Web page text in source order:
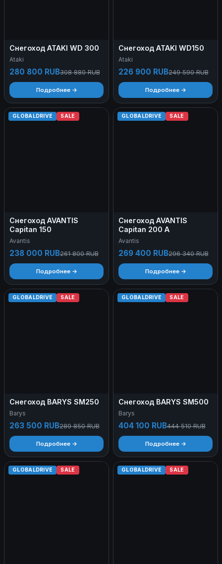
Снегоход ATAKI WD 300
Ataki
280 800 RUB308 880 RUB
Подробнее →
Снегоход ATAKI WD150
Ataki
226 900 RUB249 590 RUB
Подробнее →
GLOBALDRIVE SALE
Снегоход AVANTIS
Capitan 150
Avantis
238 000 RUB261 800 RUB
Подробнее →
GLOBALDRIVE SALE
Снегоход AVANTIS
Capitan 200 A
Avantis
269 400 RUB296 340 RUB
Подробнее →
GLOBALDRIVE SALE
Снегоход BARYS SM250
Barys
263 500 RUB289 850 RUB
Подробнее →
GLOBALDRIVE SALE
Снегоход BARYS SM500
Barys
404 100 RUB444 510 RUB
Подробнее →
GLOBALDRIVE SALE GLOBALDRIVE SALE